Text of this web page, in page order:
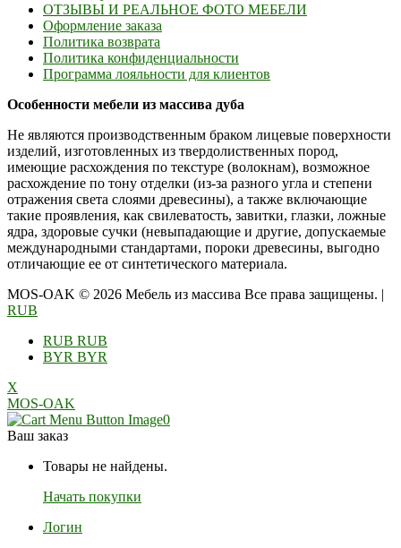
ОТЗЫВЫ И РЕАЛЬНОЕ ФОТО МЕБЕЛИ
Оформление заказа
Политика возврата
Политика конфиденциальности
Программа лояльности для клиентов
Особенности мебели из массива дуба
Не являются производственным браком лицевые поверхности
изделий, изготовленных из твердолиственных пород,
имеющие расхождения по текстуре (волокнам), возможное
расхождение по тону отделки (из-за разного угла и степени
отражения света слоями древесины), а также включающие
такие проявления, как свилеватость, завитки, глазки, ложные
ядра, здоровые сучки (невыпадающие и другие, допускаемые
международными стандартами, пороки древесины, выгодно
отличающие ее от синтетического материала.
MOS-OAK © 2026 Мебель из массива Все права защищены. |
RUB
RUB RUB
BYR BYR
X
MOS-OAK
0
Ваш заказ
Товары не найдены.
Начать покупки
Логин